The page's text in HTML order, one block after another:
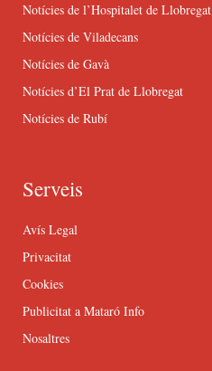
Notícies de l’Hospitalet de Llobregat
Notícies de Viladecans
Notícies de Gavà
Notícies d’El Prat de Llobregat
Notícies de Rubí
Serveis
Avís Legal
Privacitat
Cookies
Publicitat a Mataró Info
Nosaltres